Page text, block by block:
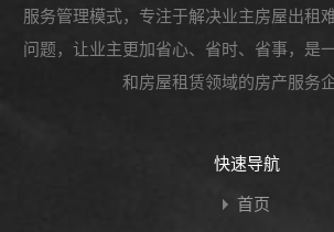
服务管理模式，专注于解决业主房屋出租
问题，让业主更加省心、省时、省事，是
和房屋租赁领域的房产服务企
快速导航
首页